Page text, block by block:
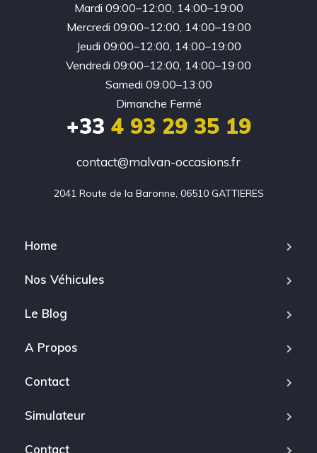
Mardi 09:00–12:00, 14:00–19:00
Mercredi 09:00–12:00, 14:00–19:00
Jeudi 09:00–12:00, 14:00–19:00
Vendredi 09:00–12:00, 14:00–19:00
Samedi 09:00–13:00
Dimanche Fermé
+33 4 93 29 35 19
contact@malvan-occasions.fr
2041 Route de la Baronne, 06510 GATTIERES
Home
Nos Véhicules
Le Blog
A Propos
Contact
Simulateur
Contact